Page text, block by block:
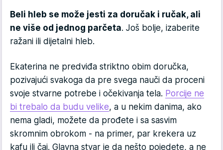
Beli hleb se može jesti za doručak i ručak, ali
ne više od jednog parčeta. Još bolje, izaberite
ražani ili dijetalni hleb.
Ekaterina ne predviđa striktno obim doručka,
pozivajući svakoga da pre svega nauči da proceni
svoje stvarne potrebe i očekivanja tela. Porcije ne
bi trebalo da budu velike, a u nekim danima, ako
nema gladi, možete da prođete i sa sasvim
skromnim obrokom - na primer, par krekera uz
kafu ili čaj. Glavna stvar je da nešto pojedete, a ne